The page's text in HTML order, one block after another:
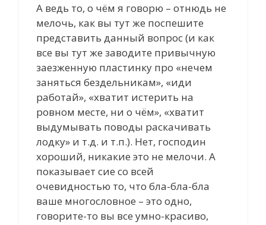
А ведь то, о чём я говорю – отнюдь не
мелочь, как вы тут же поспешите
представить данный вопрос (и как
все вы тут же заводите привычную
заезженную пластинку про «нечем
заняться бездельникам», «иди
работай», «хватит истерить на
ровном месте, ни о чём», «хватит
выдумывать поводы раскачивать
лодку» и т.д. и т.п.). Нет, господин
хороший, никакие это не мелочи. А
показывает сие со всей
очевидностью то, что бла-бла-бла
ваше многословное – это одно,
говорите-то вы все умно-красиво,